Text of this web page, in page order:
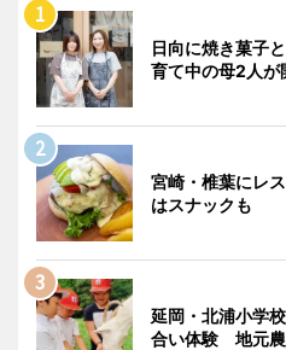
日向に焼き菓子
育て中の母2人が
宮崎・椎葉にレ
はスナックも
延岡・北浦小学
合い体験 地元農